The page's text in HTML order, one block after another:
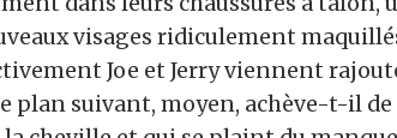
visages ridiculement
Joe et Jerry viennent
plan suivant, moyen, achève-t-il